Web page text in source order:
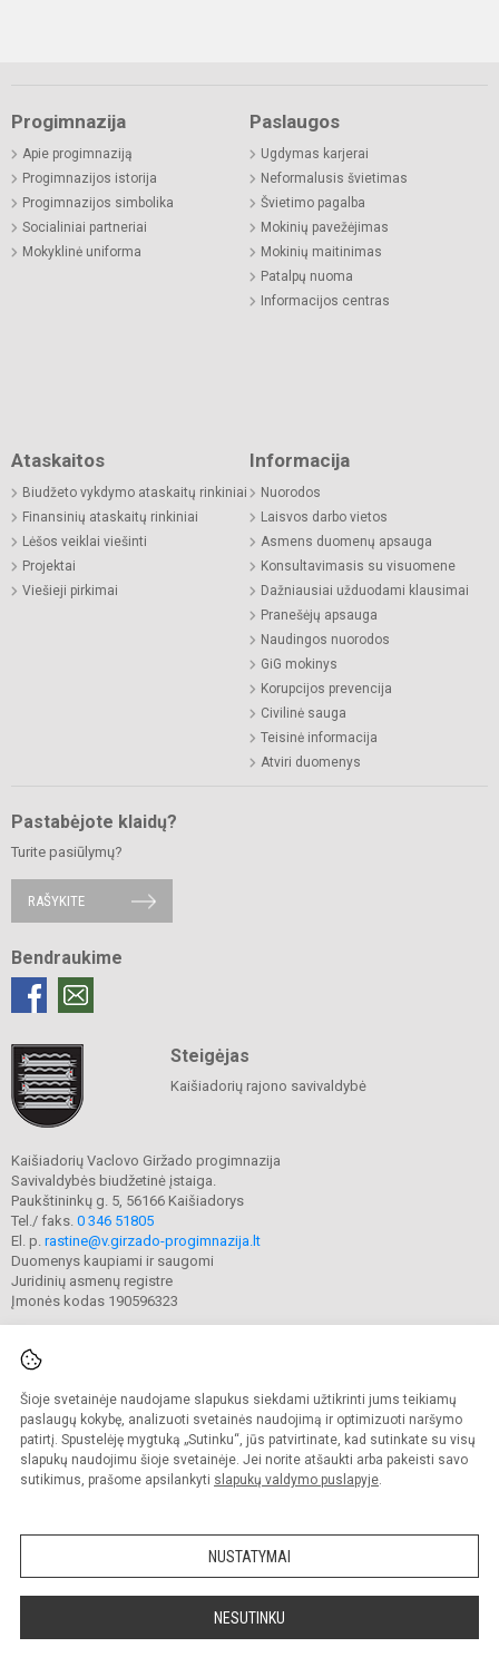
Šioje svetainėje naudojame slapukus siekdami užtikrinti jums teikiamų
paslaugų kokybę, analizuoti svetainės naudojimą ir optimizuoti naršymo
patirtį. Spustelėję mygtuką „Sutinku“, jūs patvirtinate, kad sutinkate su visų
slapukų naudojimu šioje svetainėje. Jei norite atšaukti arba pakeisti savo
sutikimus, prašome apsilankyti slapukų valdymo puslapyje.
NUSTATYMAI
NESUTINKU
Progimnazija
Apie progimnaziją
Progimnazijos istorija
Progimnazijos simbolika
Socialiniai partneriai
Mokyklinė uniforma
Paslaugos
Ugdymas karjerai
Neformalusis švietimas
Švietimo pagalba
Mokinių pavežėjimas
Mokinių maitinimas
Patalpų nuoma
Informacijos centras
Ataskaitos
Biudžeto vykdymo ataskaitų rinkiniai
Finansinių ataskaitų rinkiniai
Lėšos veiklai viešinti
Projektai
Viešieji pirkimai
Informacija
Nuorodos
Laisvos darbo vietos
Asmens duomenų apsauga
Konsultavimasis su visuomene
Dažniausiai užduodami klausimai
Pranešėjų apsauga
Naudingos nuorodos
GiG mokinys
Korupcijos prevencija
Civilinė sauga
Teisinė informacija
Atviri duomenys
Pastabėjote klaidų?
Turite pasiūlymų?
RAŠYKITE
Bendraukime
Steigėjas
Kaišiadorių rajono savivaldybė
Kaišiadorių Vaclovo Giržado progimnazija
Savivaldybės biudžetinė įstaiga.
Paukštininkų g. 5, 56166 Kaišiadorys
Tel./ faks. 0 346 51805
El. p. rastine@v.girzado-progimnazija.lt
Duomenys kaupiami ir saugomi
Juridinių asmenų registre
Įmonės kodas 190596323
© 2020. Kaišiadorių Vaclovo Giržado progimnazija. Visos teisės saugomos.
Kopijuoti turinį be raštiško gimnazijos sutikimo griežtai draudžiama.
Prieinamumo paraiška Slapukų valdymas
Sumanus būdas atnaujinti